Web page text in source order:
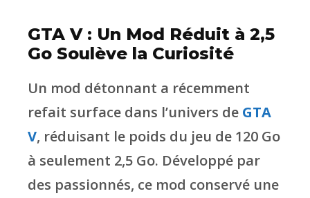
GTA V : Un Mod Réduit à 2,5
Go Soulève la Curiosité
Un mod détonnant a récemment
refait surface dans l’univers de GTA
V, réduisant le poids du jeu de 120 Go
à seulement 2,5 Go. Développé par
des passionnés, ce mod conservé une